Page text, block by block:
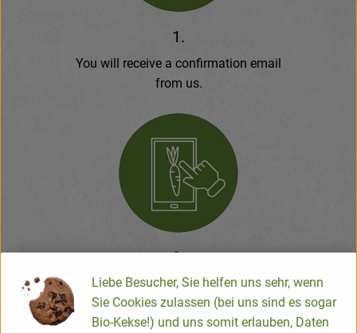
1.
You will receive a confirmation email
from us.
2.
You can change your order in the
shopping cart until 12 am 2 days before
your delivery. Please do not forget to
Liebe Besucher, Sie helfen uns sehr, wenn
Sie Cookies zulassen (bei uns sind es sogar
Bio-Kekse!) und uns somit erlauben, Daten